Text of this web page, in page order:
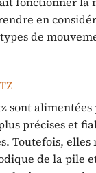
en
de
sont
précises et
Toutefois, elles
de la pile